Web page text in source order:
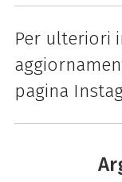
Per ulteriori
pagina